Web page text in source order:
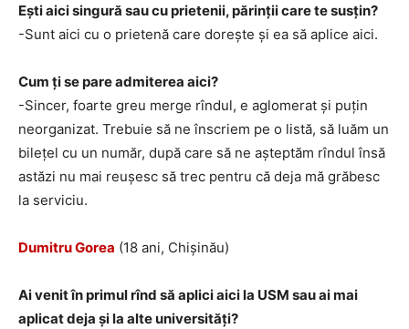
Ești aici singură sau cu prietenii, părinții care te susțin?
-Sunt aici cu o prietenă care dorește și ea să aplice aici.
Cum ți se pare admiterea aici?
-Sincer, foarte greu merge rîndul, e aglomerat și puțin
neorganizat. Trebuie să ne înscriem pe o listă, să luăm un
bilețel cu un număr, după care să ne așteptăm rîndul însă
astăzi nu mai reușesc să trec pentru că deja mă grăbesc
la serviciu.
Dumitru Gorea (18 ani, Chișinău)
Ai venit în primul rînd să aplici aici la USM sau ai mai
aplicat deja și la alte universități?